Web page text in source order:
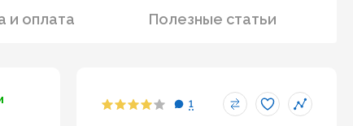
и оплата Полезные статьи
1